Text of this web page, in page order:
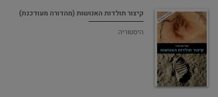
קיצור תולדות האנושות (מהדורה מעודכנת)
היסטוריה